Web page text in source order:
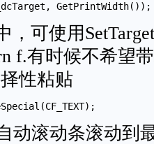
，可使用
f.有时候不希望
择性粘贴
动滚动条滚动到